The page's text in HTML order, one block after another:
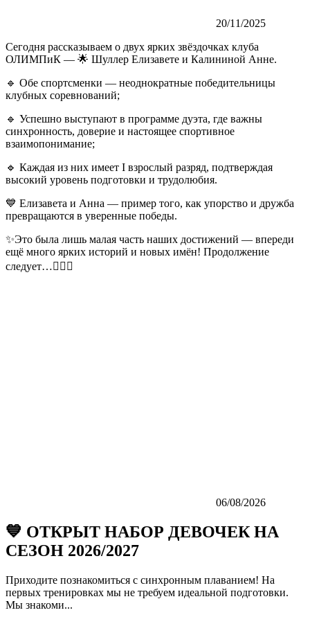
20/11/2025
Сегодня рассказываем о двух ярких звёздочках клуба
ОЛИМПиК — 🌟 Шуллер Елизавете и Калининой Анне.
🔹 Обе спортсменки — неоднократные победительницы
клубных соревнований;
🔹 Успешно выступают в программе дуэта, где важны
синхронность, доверие и настоящее спортивное
взаимопонимание;
🔹 Каждая из них имеет I взрослый разряд, подтверждая
высокий уровень подготовки и трудолюбия.
💙 Елизавета и Анна — пример того, как упорство и дружба
превращаются в уверенные победы.
✨Это была лишь малая часть наших достижений — впереди
ещё много ярких историй и новых имён! Продолжение
следует…🏊‍♀️💙
06/08/2026
💙 ОТКРЫТ НАБОР ДЕВОЧЕК НА
СЕЗОН 2026/2027
Приходите познакомиться с синхронным плаванием! На
первых тренировках мы не требуем идеальной подготовки.
Мы знакоми...